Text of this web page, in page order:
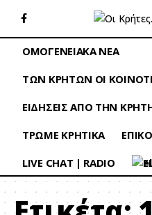
ΟΜΟΓΕΝΕΙΑΚΑ ΝΕΑ
ΤΩΝ ΚΡΗΤΩΝ ΟΙ
ΕΙΔΗΣΕΙΣ ΑΠΟ ΤΗΝ
ΤΡΩΜΕ ΚΡΗΤΙΚΑ
LIVE CHAT | RADIO